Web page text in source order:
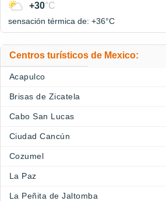
+30°C
sensación térmica de: +36°C
Centros turísticos de Mexico:
Acapulco
Brisas de Zicatela
Cabo San Lucas
Ciudad Cancún
Cozumel
La Paz
La Peñita de Jaltomba